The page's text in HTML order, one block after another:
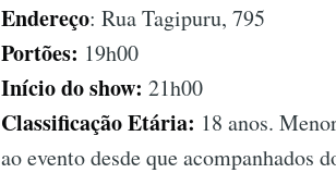
Endereço: Rua Tagipuru, 795
Portões: 19h00
Início do show: 21h00
Classificação Etária: 18 anos.
ao evento desde que acompanhados